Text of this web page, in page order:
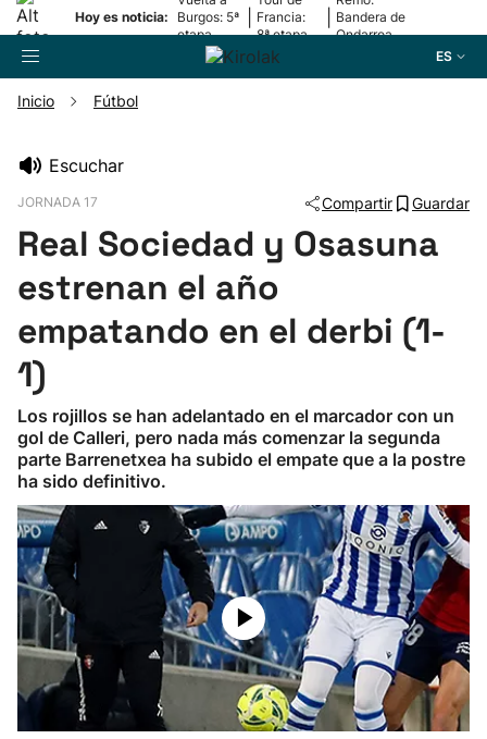
Hoy es noticia:
Burgos: 5ª
etapa
Francia:
8ª etapa
Bandera de
Ondarroa
ES
Pelota
Remo
Baloncesto
Ciclismo
Herri-kirolak
Balonmano
Kirolak 360
Atletismo
Inicio Fútbol
Escuchar
JORNADA 17 Compartir Guardar
Real Sociedad y Osasuna
estrenan el año
empatando en el derbi (1-
1)
Los rojillos se han adelantado en el marcador con un
gol de Calleri, pero nada más comenzar la segunda
parte Barrenetxea ha subido el empate que a la postre
ha sido definitivo.